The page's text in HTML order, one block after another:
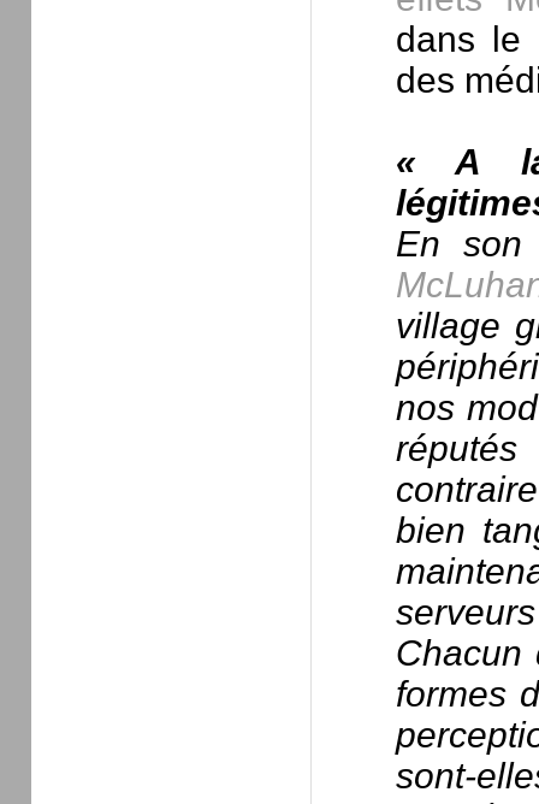
dans le
des
« A la
En son
village
nos
réputés
bien
Chacun
formes
sont-